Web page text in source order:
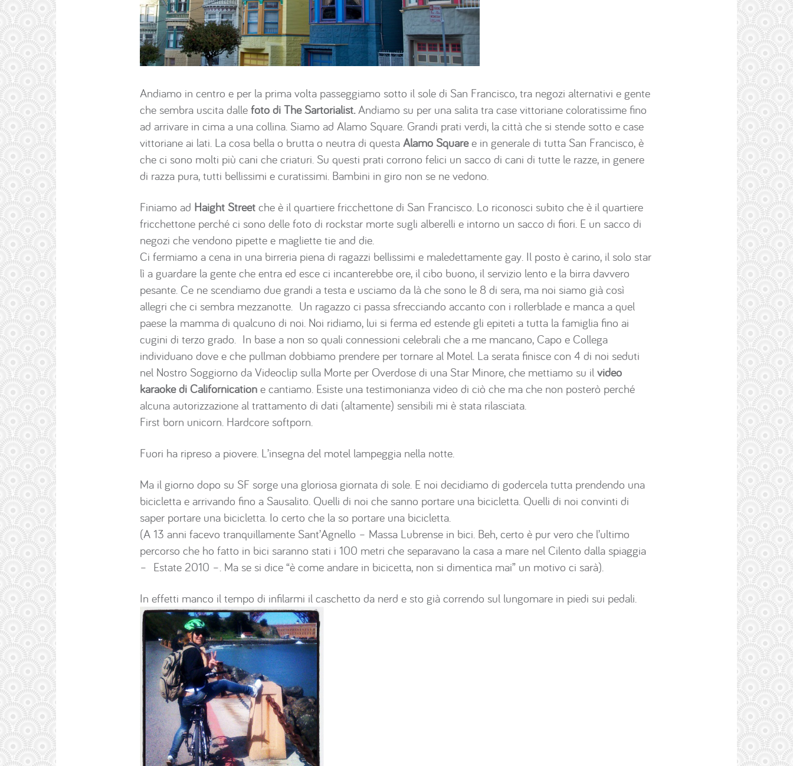
Andiamo in centro e per la prima volta passeggiamo sotto il sole di San Francisco, tra negozi alternativi e gente
che sembra uscita dalle foto di The Sartorialist. Andiamo su per una salita tra case vittoriane coloratissime fino
ad arrivare in cima a una collina. Siamo ad Alamo Square. Grandi prati verdi, la città che si stende sotto e case
vittoriane ai lati. La cosa bella o brutta o neutra di questa Alamo Squaree in generale di tutta San Francisco, è
che ci sono molti più cani che criaturi. Su questi prati corrono felici un sacco di cani di tutte le razze, in genere
di razza pura, tutti bellissimi e curatissimi. Bambini in giro non se ne vedono.
Finiamo ad Haight Street che è il quartiere fricchettone di San Francisco. Lo riconosci subito che è il quartiere
fricchettone perché ci sono delle foto di rockstar morte sugli alberelli e intorno un sacco di fiori. E un sacco di
negozi che vendono pipette e magliette tie and die.
Ci fermiamo a cena in una birreria piena di ragazzi bellissimi e maledettamente gay. Il posto è carino, il solo star
lì a guardare la gente che entra ed esce ci incanterebbe ore, il cibo buono, il servizio lento e la birra davvero
pesante. Ce ne scendiamo due grandi a testa e usciamo da là che sono le 8 di sera, ma noi siamo già così
allegri che ci sembra mezzanotte. Un ragazzo ci passa sfrecciando accanto con i rollerblade e manca a quel
paese la mamma di qualcuno di noi. Noi ridiamo, lui si ferma ed estende gli epiteti a tutta la famiglia fino ai
cugini di terzo grado. In base a non so quali connessioni celebrali che a me mancano, Capo e Collega
individuano dove e che pullman dobbiamo prendere per tornare al Motel. La serata finisce con 4 di noi seduti
nel Nostro Soggiorno da Videoclip sulla Morte per Overdose di una Star Minore, che mettiamo su il video
karaoke di Californication e cantiamo. Esiste una testimonianza video di ciò che ma che non posterò perché
alcuna autorizzazione al trattamento di dati (altamente) sensibili mi è stata rilasciata.
First born unicorn. Hardcore softporn.
Fuori ha ripreso a piovere. L’insegna del motel lampeggia nella notte.
Ma il giorno dopo su SF sorge una gloriosa giornata di sole. E noi decidiamo di godercela tutta prendendo una
bicicletta e arrivando fino a Sausalito. Quelli di noi che sanno portare una bicicletta. Quelli di noi convinti di
saper portare una bicicletta. Io certo che la so portare una bicicletta.
(A 13 anni facevo tranquillamente Sant’Agnello – Massa Lubrense in bici. Beh, certo è pur vero che l’ultimo
percorso che ho fatto in bici saranno stati i 100 metri che separavano la casa a mare nel Cilento dalla spiaggia
– Estate 2010 –. Ma se si dice “è come andare in bicicetta, non si dimentica mai” un motivo ci sarà).
In effetti manco il tempo di infilarmi il caschetto da nerd e sto già correndo sul lungomare in piedi sui pedali.